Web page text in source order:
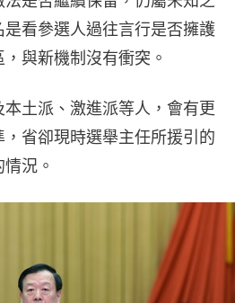
看參選人過往言行是否擁護
與新機制沒有衝突。
土派、激進派等人，會有更
，省卻現時選舉主任所援引的
況。